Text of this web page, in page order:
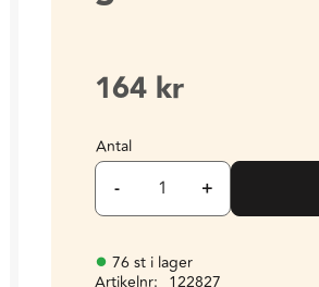
164 kr
Antal
+
-
76 st i lager
Artikelnr
122827